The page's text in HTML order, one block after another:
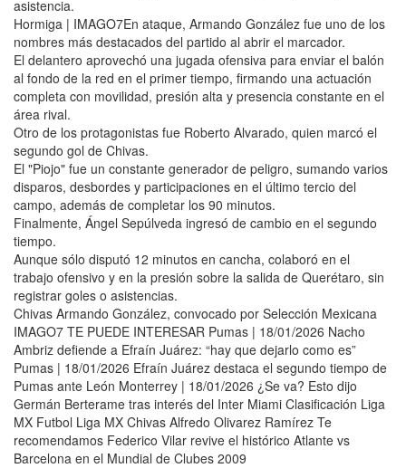
asistencia.
Hormiga | IMAGO7En ataque, Armando González fue uno de los
nombres más destacados del partido al abrir el marcador.
El delantero aprovechó una jugada ofensiva para enviar el balón
al fondo de la red en el primer tiempo, firmando una actuación
completa con movilidad, presión alta y presencia constante en el
área rival.
Otro de los protagonistas fue Roberto Alvarado, quien marcó el
segundo gol de Chivas.
El "Piojo" fue un constante generador de peligro, sumando varios
disparos, desbordes y participaciones en el último tercio del
campo, además de completar los 90 minutos.
Finalmente, Ángel Sepúlveda ingresó de cambio en el segundo
tiempo.
Aunque sólo disputó 12 minutos en cancha, colaboró en el
trabajo ofensivo y en la presión sobre la salida de Querétaro, sin
registrar goles o asistencias.
Chivas Armando González, convocado por Selección Mexicana
IMAGO7 TE PUEDE INTERESAR Pumas | 18/01/2026 Nacho
Ambriz defiende a Efraín Juárez: “hay que dejarlo como es”
Pumas | 18/01/2026 Efraín Juárez destaca el segundo tiempo de
Pumas ante León Monterrey | 18/01/2026 ¿Se va? Esto dijo
Germán Berterame tras interés del Inter Miami Clasificación Liga
MX Futbol Liga MX Chivas Alfredo Olivarez Ramírez Te
recomendamos Federico Vilar revive el histórico Atlante vs
Barcelona en el Mundial de Clubes 2009